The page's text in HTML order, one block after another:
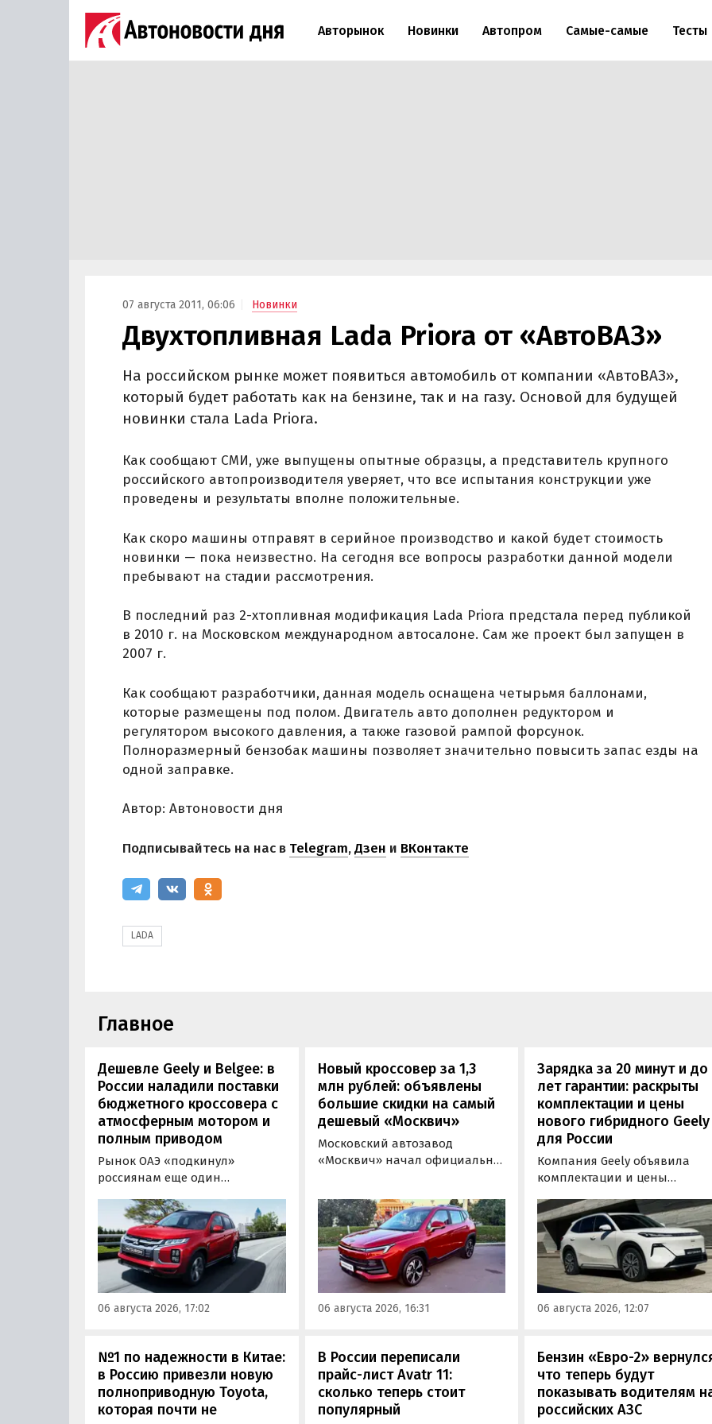
Авторынок Новинки Автопром Самые-самые Тесты
07 августа 2011, 06:06 Новинки
Двухтопливная Lada Priora от «АвтоВАЗ»
На российском рынке может появиться автомобиль от компании «АвтоВАЗ»,
который будет работать как на бензине, так и на газу. Основой для будущей
новинки стала Lada Priora.
Как сообщают СМИ, уже выпущены опытные образцы, а представитель крупного
российского автопроизводителя уверяет, что все испытания конструкции уже
проведены и результаты вполне положительные.
Как скоро машины отправят в серийное производство и какой будет стоимость
новинки — пока неизвестно. На сегодня все вопросы разработки данной модели
пребывают на стадии рассмотрения.
В последний раз 2-хтопливная модификация Lada Priora предстала перед публикой
в 2010 г. на Московском международном автосалоне. Сам же проект был запущен в
2007 г.
Как сообщают разработчики, данная модель оснащена четырьмя баллонами,
которые размещены под полом. Двигатель авто дополнен редуктором и
регулятором высокого давления, а также газовой рампой форсунок.
Полноразмерный бензобак машины позволяет значительно повысить запас езды на
одной заправке.
Автор: Автоновости дня
Подписывайтесь на нас в Telegram,Дзен и ВКонтакте
LADA
Главное
Дешевле Geely и Belgee: в
России наладили поставки
бюджетного кроссовера с
атмосферным мотором и
полным приводом
Рынок ОАЭ «подкинул»
россиянам еще один
продавался в России
официально. Речь о Mitsubishi
ASX: у дилеров в Эмиратах он
стоит примерно от 1 600 000
рублей по текущему курсу, а у
нас с учетом всех расходов
цены на него стартуют от 2 251
06 августа 2026, 17:02
Новый кроссовер за 1,3
млн рублей: объявлены
большие скидки на самый
дешевый «Москвич»
Московский автозавод
«Москвич» начал официально
прямой выгодой в размере 360
тыс. рублей. Получить такую
скидку можно при покупке
нового автомобиля 2025 или
2026 года выпуска в период с 4
по 31 августа, сообщили в
пресс-службе компании.
06 августа 2026, 16:31
Зарядка за 20 минут и
лет гарантии: раскрыты
комплектации и цены
нового гибридного Geely
для России
Компания Geely объявила
комплектации и цены
новой версии EM-R с
установкой
типа. Автомобиль оснащен
инновационной системой
названием Electric Motor
Extended Range (EM-R) и
заряжаться от 30 до 80%
06 августа 2026, 12:07
№1 по надежности в Китае:
в Россию привезли новую
полноприводную Toyota,
которая почти не
В России переписали
прайс-лист Avatr 11:
сколько теперь стоит
популярный
Бензин «Евро-2»
что теперь будут
показывать водителям
российских АЗС